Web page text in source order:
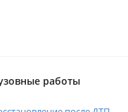
работы